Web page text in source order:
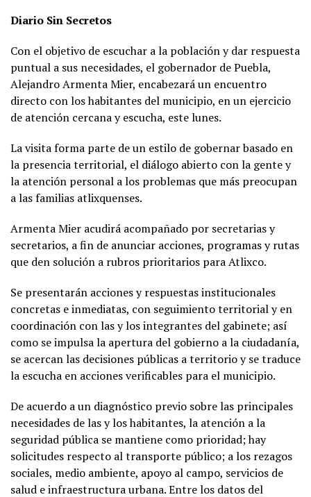
Diario Sin Secretos
Con el objetivo de escuchar a la población y dar respuesta
puntual a sus necesidades, el gobernador de Puebla,
Alejandro Armenta Mier, encabezará un encuentro
directo con los habitantes del municipio, en un ejercicio
de atención cercana y escucha, este lunes.
La visita forma parte de un estilo de gobernar basado en
la presencia territorial, el diálogo abierto con la gente y
la atención personal a los problemas que más preocupan
a las familias atlixquenses.
Armenta Mier acudirá acompañado por secretarias y
secretarios, a fin de anunciar acciones, programas y rutas
que den solución a rubros prioritarios para Atlixco.
Se presentarán acciones y respuestas institucionales
concretas e inmediatas, con seguimiento territorial y en
coordinación con las y los integrantes del gabinete; así
como se impulsa la apertura del gobierno a la ciudadanía,
se acercan las decisiones públicas a territorio y se traduce
la escucha en acciones verificables para el municipio.
De acuerdo a un diagnóstico previo sobre las principales
necesidades de las y los habitantes, la atención a la
seguridad pública se mantiene como prioridad; hay
solicitudes respecto al transporte público; a los rezagos
sociales, medio ambiente, apoyo al campo, servicios de
salud e infraestructura urbana. Entre los datos del